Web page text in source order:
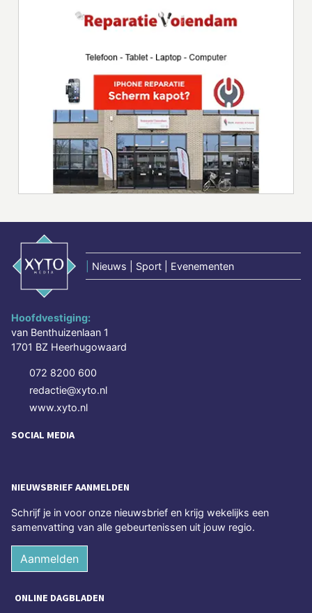
Nieuws | Sport | Evenementen
Hoofdvestiging:
van Benthuizenlaan 1
1701 BZ Heerhugowaard
072 8200 600
redactie@xyto.nl
www.xyto.nl
SOCIAL MEDIA
NIEUWSBRIEF AANMELDEN
Schrijf je in voor onze nieuwsbrief en krijg wekelijks een
samenvatting van alle gebeurtenissen uit jouw regio.
Aanmelden
ONLINE DAGBLADEN